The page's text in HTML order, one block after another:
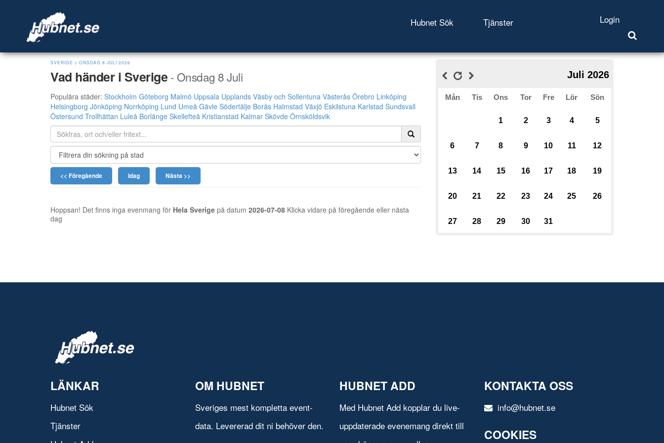
Hubnet Sök Tjänster Login
SVERIGE > ONSDAG 8 JULI 2026
Vad händer i Sverige - Onsdag 8 Juli
Populära städer: Stockholm Göteborg Malmö Uppsala Upplands Väsby och Sollentuna Västerås Örebro Linköping
Helsingborg Jönköping Norrköping Lund Umeå Gävle Södertälje Borås Halmstad Växjö Eskilstuna Karlstad Sundsvall
Östersund Trollhättan Luleå Borlänge Skellefteå Kristianstad Kalmar Skövde Örnsköldsvik
<< Föregående Idag Nästa >>
Hoppsan! Det finns inga evenmang för Hela Sverige på datum 2026-07-08 Klicka vidare på föregående eller nästa
dag
Juli 2026
Mån Tis Ons Tor Fre Lör Sön
1 2 3 4 5
6 7 8 9 10 11 12
13 14 15 16 17 18 19
20 21 22 23 24 25 26
27 28 29 30 31
LÄNKAR
Hubnet Sök
Tjänster
OM HUBNET
Sveriges mest kompletta event-
data. Levererad dit ni behöver den.
HUBNET ADD
Med Hubnet Add kopplar du live-
uppdaterade evenemang direkt till
KONTAKTA OSS
info@hubnet.se
COOKIES